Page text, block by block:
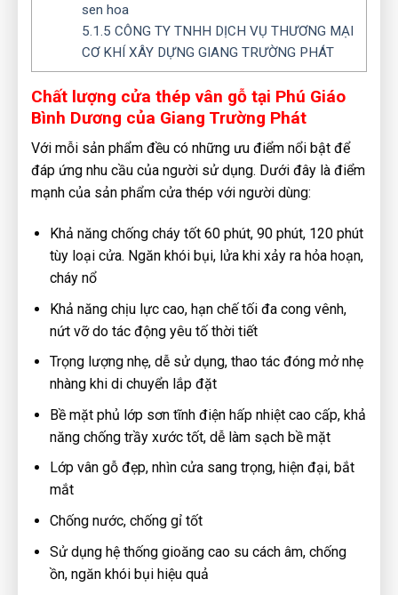
sen hoa
5.1.5 CÔNG TY TNHH DỊCH VỤ THƯƠNG MẠI
CƠ KHÍ XÂY DỰNG GIANG TRƯỜNG PHÁT
Chất lượng cửa thép vân gỗ tại Phú Giáo
Bình Dương của Giang Trường Phát
Với mỗi sản phẩm đều có những ưu điểm nổi bật để
đáp ứng nhu cầu của người sử dụng. Dưới đây là điểm
mạnh của sản phẩm cửa thép với người dùng:
Khả năng chống cháy tốt 60 phút, 90 phút, 120 phút
tùy loại cửa. Ngăn khói bụi, lửa khi xảy ra hỏa hoạn,
cháy nổ
Khả năng chịu lực cao, hạn chế tối đa cong vênh,
nứt vỡ do tác động yêu tố thời tiết
Trọng lượng nhẹ, dễ sử dụng, thao tác đóng mở nhẹ
nhàng khi di chuyển lắp đặt
Bề mặt phủ lớp sơn tĩnh điện hấp nhiệt cao cấp, khả
năng chống trầy xước tốt, dễ làm sạch bề mặt
Lớp vân gỗ đẹp, nhìn cửa sang trọng, hiện đại, bắt
mắt
Chống nước, chống gỉ tốt
Sử dụng hệ thống gioăng cao su cách âm, chống
ồn, ngăn khói bụi hiệu quả